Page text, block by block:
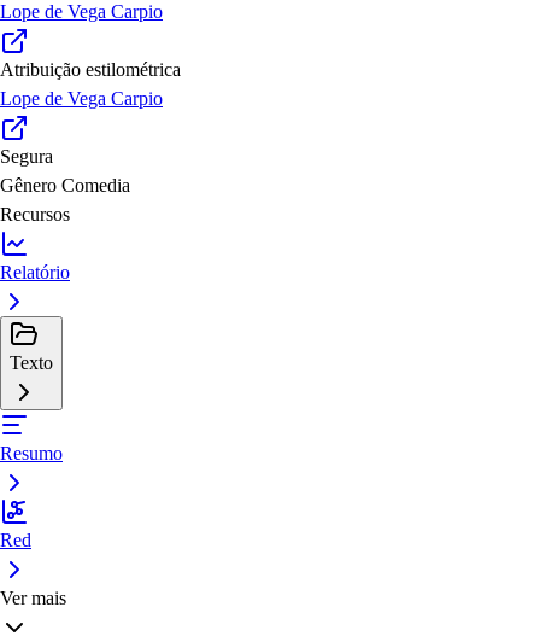
Lope de Vega Carpio
Atribuição estilométrica
Lope de Vega Carpio
Segura
Gênero Comedia
Recursos
Relatório
Texto
Resumo
Red
Ver mais